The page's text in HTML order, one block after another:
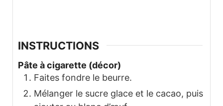
INSTRUCTIONS
Pâte à cigarette (décor)
Faites fondre le beurre.
Mélanger le sucre glace et le cacao, puis